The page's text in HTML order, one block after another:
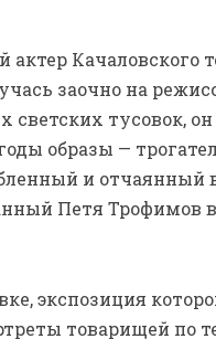
Качаловского
учась заочно на
светских тусовок,
образы —
и
Петя Трофимов
экспозиция
товарищей по